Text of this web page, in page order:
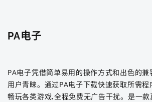
PA电子
PA电子凭借简单易用的操作方式和出色的
用户青睐。通过PA电子下载快速获取所需
畅玩各类游戏,全程免费无广告干扰。是一